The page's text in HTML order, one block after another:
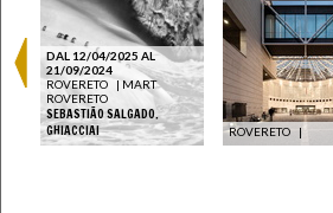
DAL 12/04/2025 AL
21/09/2024
ROVERETO
| MART
ROVERETO
SEBASTIÃO SALGADO.
GHIACCIAI
ROVERETO |